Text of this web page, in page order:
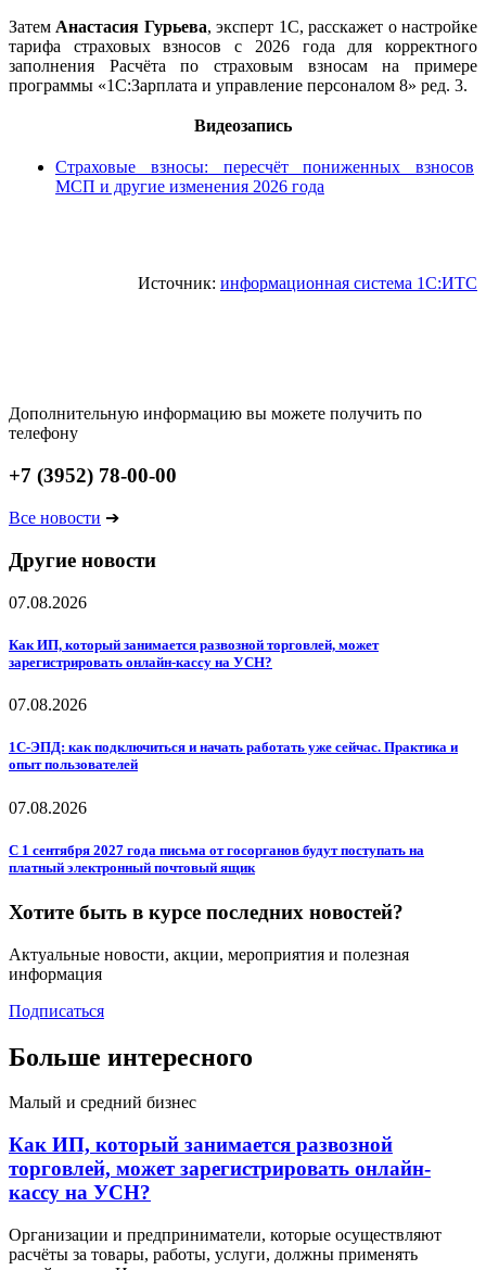
Затем Анастасия Гурьева, эксперт 1С, расскажет о настройке
тарифа страховых взносов с 2026 года для корректного
заполнения Расчёта по страховым взносам на примере
программы «1С:Зарплата и управление персоналом 8» ред. 3.
Видеозапись
Страховые взносы: пересчёт пониженных взносов
МСП и другие изменения 2026 года
Источник: информационная система 1С:ИТС
Дополнительную информацию вы можете получить по
телефону
+7 (3952) 78-00-00
Все новости ➔
Другие новости
07.08.2026
Как ИП, который занимается развозной торговлей, может
зарегистрировать онлайн-кассу на УСН?
07.08.2026
1С-ЭПД: как подключиться и начать работать уже сейчас. Практика и
опыт пользователей
07.08.2026
С 1 сентября 2027 года письма от госорганов будут поступать на
платный электронный почтовый ящик
Хотите быть в курсе последних новостей?
Актуальные новости, акции, мероприятия и полезная
информация
Подписаться
Больше интересного
Малый и средний бизнес
Как ИП, который занимается развозной
торговлей, может зарегистрировать онлайн-
кассу на УСН?
Организации и предприниматели, которые осуществляют
расчёты за товары, работы, услуги, должны применять